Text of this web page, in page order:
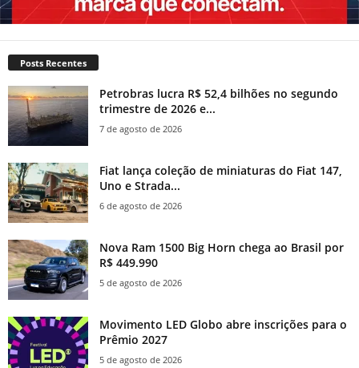
Posts Recentes
Petrobras lucra R$ 52,4 bilhões no segundo
trimestre de 2026 e...
7 de agosto de 2026
Fiat lança coleção de miniaturas do Fiat 147,
Uno e Strada...
6 de agosto de 2026
Nova Ram 1500 Big Horn chega ao Brasil por
R$ 449.990
5 de agosto de 2026
Movimento LED Globo abre inscrições para o
Prêmio 2027
5 de agosto de 2026